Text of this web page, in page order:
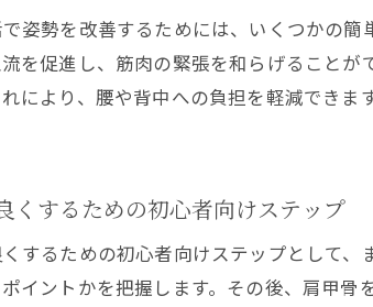
姿勢を改善するためには、いくつかの
を促進し、筋肉の緊張を和らげること
により、腰や背中への負担を軽減でき
くするための初心者向けステップ
するための初心者向けステップとして
イントかを把握します。その後、肩甲